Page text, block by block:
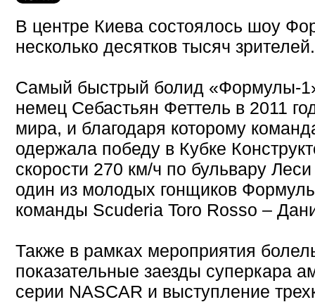
В центре Киева состоялось шоу
несколько десятков тысяч зрителей.
Самый быстрый болид «Формулы-
немец Себастьян Феттель в 2011
мира, и благодаря которому
одержала победу в Кубке
скорости 270 км/ч по бульвару
один из молодых гонщиков
команды Scuderia Toro Rosso –
Также в рамках мероприятия
показательные заезды суперкара
серии NASCAR и выступление